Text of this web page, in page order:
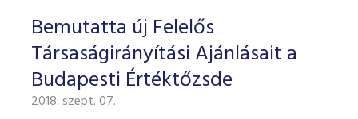
Bemutatta új Felelős
Társaságirányítási Ajánlásait a
Budapesti Értéktőzsde
2018. szept. 07.